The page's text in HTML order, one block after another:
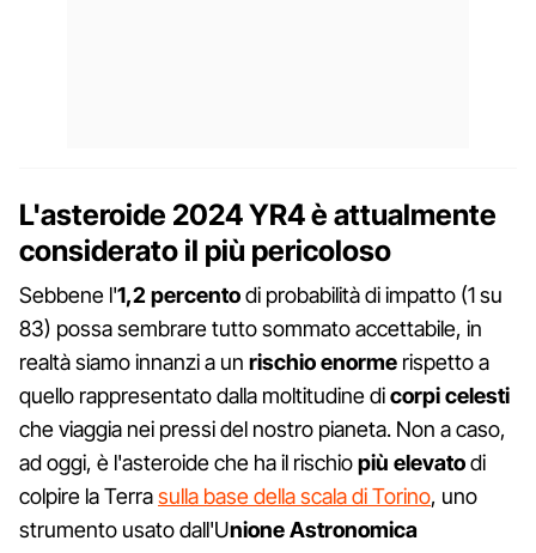
L'asteroide 2024 YR4 è attualmente
considerato il più pericoloso
Sebbene l'1,2 percentodi probabilità di impatto (1 su
83) possa sembrare tutto sommato accettabile, in
realtà siamo innanzi a un rischio enorme rispetto a
quello rappresentato dalla moltitudine dicorpi celesti
che viaggia nei pressi del nostro pianeta. Non a caso,
ad oggi, è l'asteroide che ha il rischiopiù elevatodi
colpire la Terrasulla base della scala di Torino, uno
strumento usato dall'Unione Astronomica